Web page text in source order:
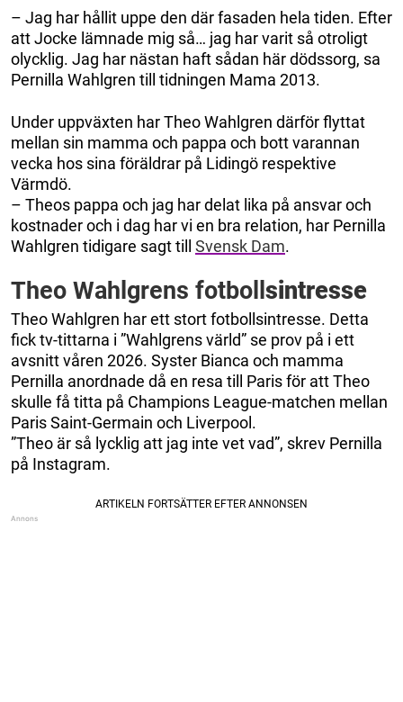
– Jag har hållit uppe den där fasaden hela tiden. Efter
att Jocke lämnade mig så… jag har varit så otroligt
olycklig. Jag har nästan haft sådan här dödssorg, sa
Pernilla Wahlgren till tidningen Mama 2013.
Under uppväxten har Theo Wahlgren därför flyttat
mellan sin mamma och pappa och bott varannan
vecka hos sina föräldrar på Lidingö respektive
Värmdö.
– Theos pappa och jag har delat lika på ansvar och
kostnader och i dag har vi en bra relation, har Pernilla
Wahlgren tidigare sagt till Svensk Dam.
Theo Wahlgrens fotboll sintresse
Theo Wahlgren har ett stort fotbollsintresse. Detta
fick tv-tittarna i ”Wahlgrens värld” se prov på i ett
avsnitt våren 2026. Syster Bianca och mamma
Pernilla anordnade då en resa till Paris för att Theo
skulle få titta på Champions League-matchen mellan
Paris Saint-Germain och Liverpool.
”Theo är så lycklig att jag inte vet vad”, skrev Pernilla
på Instagram.